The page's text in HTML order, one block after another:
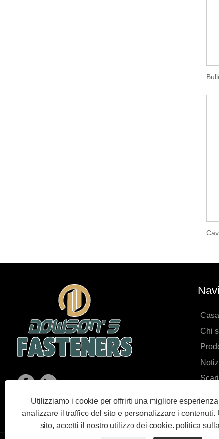
Utilizziamo i cookie per offrirti una migliore
analizzare il traffico del sito e personalizzare i contenuti.
sito, accetti il ​​nostro utilizzo dei cookie. politica
Casa
Chi